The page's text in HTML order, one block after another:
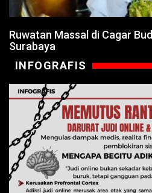
Ruwatan Massal di Cagar
Surabaya
INFOGRAFIS